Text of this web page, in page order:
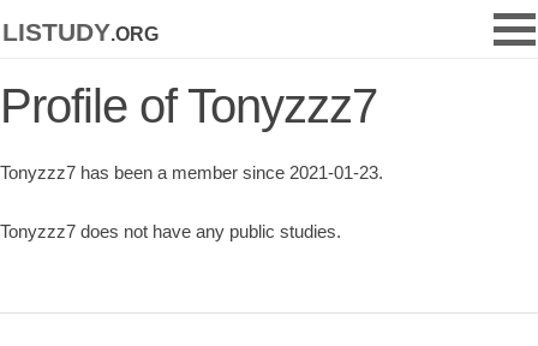
listudy.org
Profile of Tonyzzz7
Tonyzzz7 has been a member since 2021-01-23.
Tonyzzz7 does not have any public studies.